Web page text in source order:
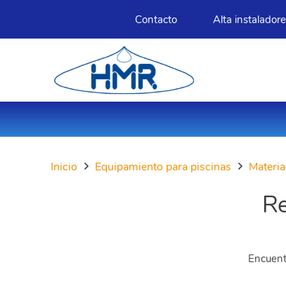
Contacto Alta
Inicio Equipamiento para piscinas